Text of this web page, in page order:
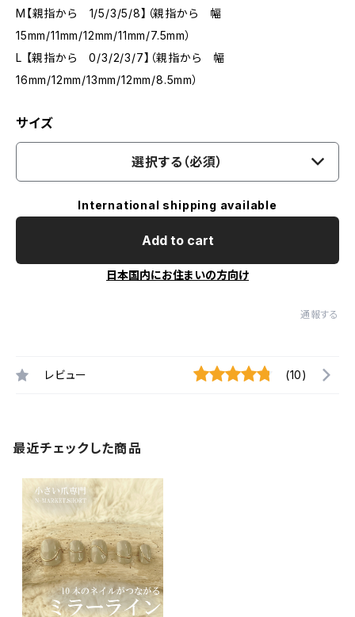
M【親指から 1/5/3/5/8】（親指から 幅
15mm/11mm/12mm/11mm/7.5mm）
L 【親指から 0/3/2/3/7】（親指から 幅
16mm/12mm/13mm/12mm/8.5mm）
サイズ
選択する（必須）
International shipping available
Add to cart
日本国内にお住まいの方向け
通報する
レビュー (10)
最近チェックした商品